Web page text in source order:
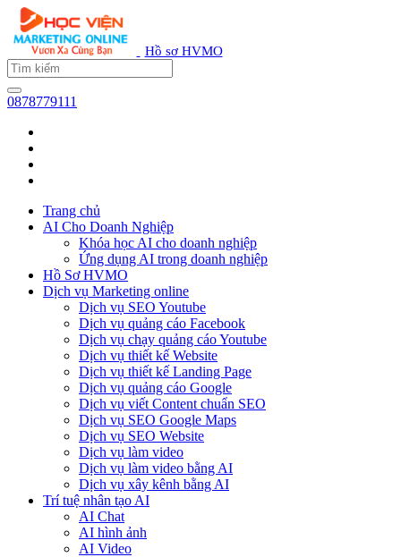
Hồ sơ HVMO
0878779111
Trang chủ
AI Cho Doanh Nghiệp
Khóa học AI cho doanh nghiệp
Ứng dụng AI trong doanh nghiệp
Hồ Sơ HVMO
Dịch vụ Marketing online
Dịch vụ SEO Youtube
Dịch vụ quảng cáo Facebook
Dịch vụ chạy quảng cáo Youtube
Dịch vụ thiết kế Website
Dịch vụ thiết kế Landing Page
Dịch vụ quảng cáo Google
Dịch vụ viết Content chuẩn SEO
Dịch vụ SEO Google Maps
Dịch vụ SEO Website
Dịch vụ làm video
Dịch vụ làm video bằng AI
Dịch vụ xây kênh bằng AI
Trí tuệ nhân tạo AI
AI Chat
AI hình ảnh
AI Video